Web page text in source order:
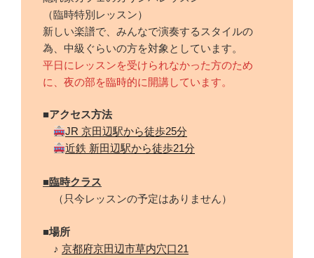
（臨時特別レッスン）
新しい楽譜で、みんなで演奏するスタイルの
為、中級ぐらいの方を対象としています。
平日にレッスンを受けられなかった方のため
に、夜の部を臨時的に開講しています。
■アクセス方法
JR 京田辺駅から徒歩25分
近鉄 新田辺駅から徒歩21分
■臨時クラス
（只今レッスンの予定はありません）
■場所
♪京都府京田辺市草内穴口21